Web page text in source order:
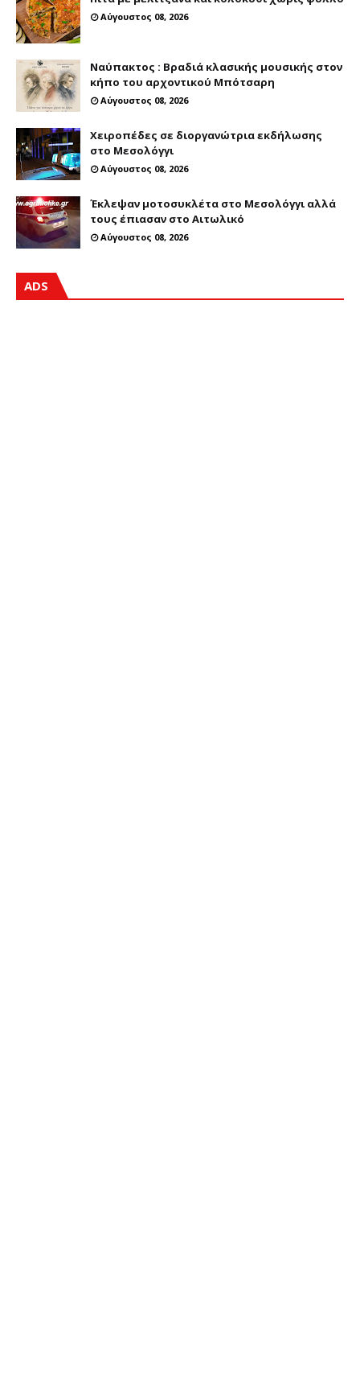
Αύγουστος 08, 2026
Ναύπακτος : Βραδιά κλασικής μουσικής στον
κήπο του αρχοντικού Μπότσαρη
Αύγουστος 08, 2026
Χειροπέδες σε διοργανώτρια εκδήλωσης
στο Μεσολόγγι
Αύγουστος 08, 2026
Έκλεψαν μοτοσυκλέτα στο Μεσολόγγι αλλά
τους έπιασαν στο Αιτωλικό
Αύγουστος 08, 2026
ADS